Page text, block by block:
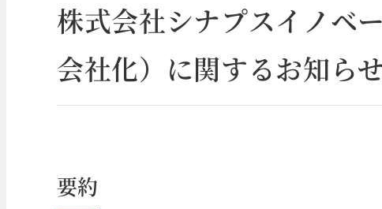
株式会社シナプスイノベ
会社化）に関するお知ら
要約